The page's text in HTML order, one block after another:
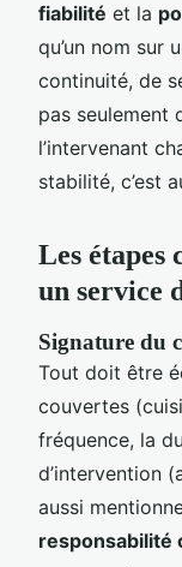
fiabilité et la
qu’un nom sur
continuité, de
pas seulement
l’intervenant
stabilité, c’est
Les étapes
un service
Signature du
Tout doit être
couvertes
fréquence, la
d’intervention
aussi
responsabilité